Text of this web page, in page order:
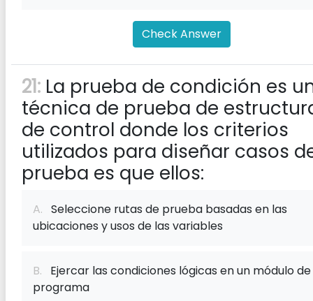
Check Answer
21: La prueba de condición es
técnica de prueba de
de control donde los criterios
utilizados para diseñar casos
prueba es que ellos:
A. Seleccione rutas de prueba basadas en las
ubicaciones y usos de las variables
B. Ejercar las condiciones lógicas en un módulo de
programa